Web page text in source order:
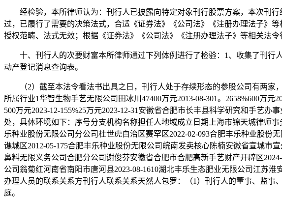
经检验，本所律师认为：刊行人已披露向特定对象刊行股票方案，本次刊行
过，已履行了需要的决策法式，合适《证券法》《公司法》《注册办理法子》
授权范畴、法式无效；根据《证券法》《公司法》《注册办理法子》等相关法
十、刊行人的次要财富本所律师通过下列体例进行了检验：1、收集了刊行
动产登记消息查询表。
（2）截至本法令看法书出具之日，刊行人处于存续形态的参股公司有两家
所属行业1华智生物手艺无限公司田冰川47400万元2013-08-301。2658%600万
500万元2023-12-155%25万元2023-12-31安徽省合肥市长丰县科学研究和手艺
处，具体环境如下：序号分支机构名称担任人地域成立日期上海市锦天城律师
乐种业股份无限公司分公司杜世虎自治区赛罕区2022-02-093合肥丰乐种业股份
谯城区2012-05-175合肥丰乐种业股份无限公司皖南发卖核心陈楠安徽省宣城市
鼻料无限义务公司合肥分公司谢俊芬安徽省合肥市合肥高新手艺财产开辟区
公司翁菊红河南省南阳市唐河县2023-08-1610湖北丰乐生态肥业无限公司江苏
办理人员的联系关系方刊行人联系关系天然人包罗：（1）刊行人的董事、监
庭。